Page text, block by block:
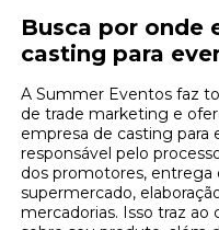
Busca por onde
casting para
A Summer Eventos faz
de trade marketing e
empresa de casting para
responsável pelo
dos promotores,
supermercado,
mercadorias. Isso traz